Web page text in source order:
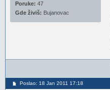
Poruke: 47
Gde živiš: Bujanovac
Poslao: 18 Jan 2011 17:18